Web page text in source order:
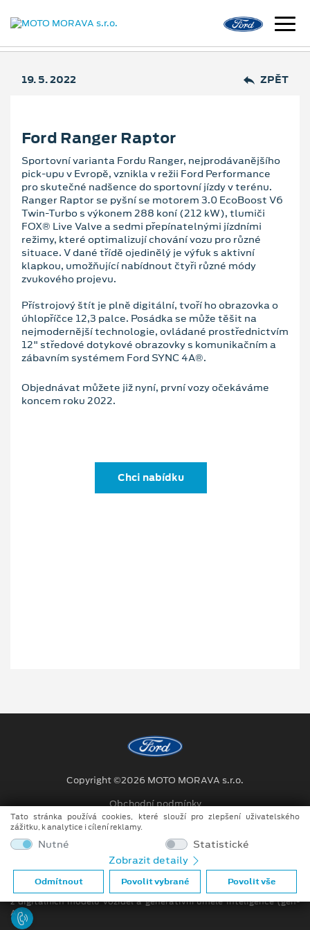
19. 5. 2022 ZPĚT
Ford Ranger Raptor
Sportovní varianta Fordu Ranger, nejprodávanějšího
pick-upu v Evropě, vznikla v režii Ford Performance
pro skutečné nadšence do sportovní jízdy v terénu.
Ranger Raptor se pyšní se motorem 3.0 EcoBoost V6
Twin-Turbo s výkonem 288 koní (212 kW), tlumiči
FOX® Live Valve a sedmi přepínatelnými jízdními
režimy, které optimalizují chování vozu pro různé
situace. V dané třídě ojedinělý je výfuk s aktivní
klapkou, umožňující nabídnout čtyři různé módy
zvukového projevu.
Přístrojový štít je plně digitální, tvoří ho obrazovka o
úhlopříčce 12,3 palce. Posádka se může těšit na
nejmodernější technologie, ovládané prostřednictvím
12" středové dotykové obrazovky s komunikačním a
zábavním systémem Ford SYNC 4A®.
Objednávat můžete již nyní, první vozy očekáváme
koncem roku 2022.
Chci nabídku
Copyright ©2026 MOTO MORAVA s.r.o.
Obchodní podmínky
Ochrana osobních údajů
Prohlášení o zpracování údajů konečných zákazníků
Při tvorbě videí a obrázků na tomto webu je využíváno kombinace
tradičních fotografií či videí, počítačem generovaných snímků (CGI)
z digitálních modelů vozidel a generativní umělé inteligence (gen-
AI).
Tato stránka používá cookies, které slouží pro zlepšení uživatelského
zážitku, k analytice i cílení reklamy.
Nutné
Statistické
Zobrazit detaily
Odmítnout Povolit vybrané Povolit vše